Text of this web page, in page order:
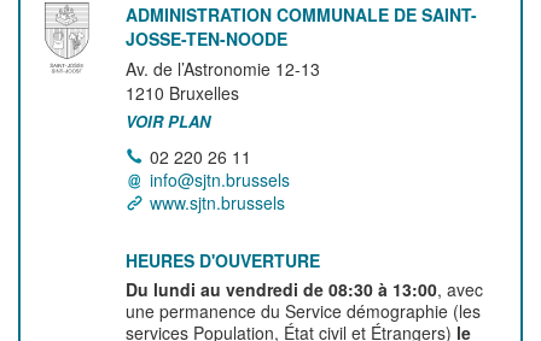
ADMINISTRATION COMMUNALE DE SAINT-
JOSSE-TEN-NOODE
Av. de l’Astronomie 12-13
1210 Bruxelles
VOIR PLAN
02 220 26 11
info@sjtn.brussels
www.sjtn.brussels
HEURES D'OUVERTURE
Du lundi au vendredi de 08:30 à 13:00, avec
une permanence du Service démographie (les
services Population, État civil et Étrangers) le